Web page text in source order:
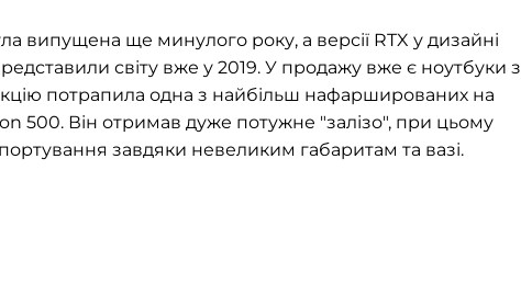
випущена ще минулого року, а версії RTX у дизайні
світу вже у 2019. У продажу вже є ноутбуки з
потрапила одна з найбільш нафаршированих на
500. Він отримав дуже потужне "залізо", при цьому
завдяки невеликим габаритам та вазі.